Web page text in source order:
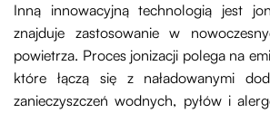
Inną innowacyjną technologią jest
znajduje zastosowanie w
powietrza. Proces jonizacji polega na
które łączą się z naładowanymi
zanieczyszczeń wodnych, pyłów i